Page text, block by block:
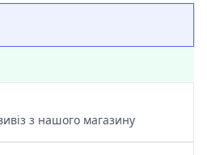
з нашого магазину